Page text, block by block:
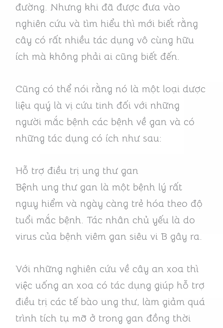
đường. Nhưng khi đã được đưa vào
nghiên cứu và tìm hiểu thì mới biết rằng
cây có rất nhiều tác dụng vô cùng hữu
ích mà không phải ai cũng biết đến.
Cũng có thể nói rằng nó là một loại dược
liệu quý là vị cứu tinh đối với những
người mắc bệnh các bệnh về gan và có
những tác dụng có ích như sau:
Hỗ trợ điều trị ung thư gan
Bệnh ung thư gan là một bệnh lý rất
nguy hiểm và ngày càng trẻ hóa theo độ
tuổi mắc bệnh. Tác nhân chủ yếu là do
virus của bệnh viêm gan siêu vi B gây ra.
Với những nghiên cứu về cây an xoa thì
việc uống an xoa có tác dụng giúp hỗ trợ
điều trị các tế bào ung thư, làm giảm quá
trình tích tụ mỡ ở trong gan đồng thời